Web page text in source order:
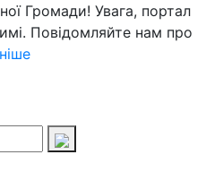
Громади! Увага, портал
Повідомляйте нам про